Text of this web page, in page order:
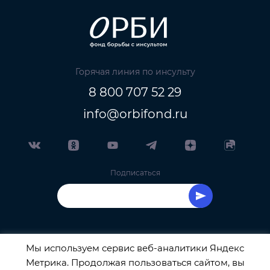
Горячая линия по инсульту
8 800 707 52 29
info@orbifond.ru
Подписаться
ОФИЦИАЛЬНЫЙ ОПЕРАТОР ОБРАБОТКИ
Мы используем сервис веб-аналитики Яндекс
Метрика. Продолжая пользоваться сайтом, вы